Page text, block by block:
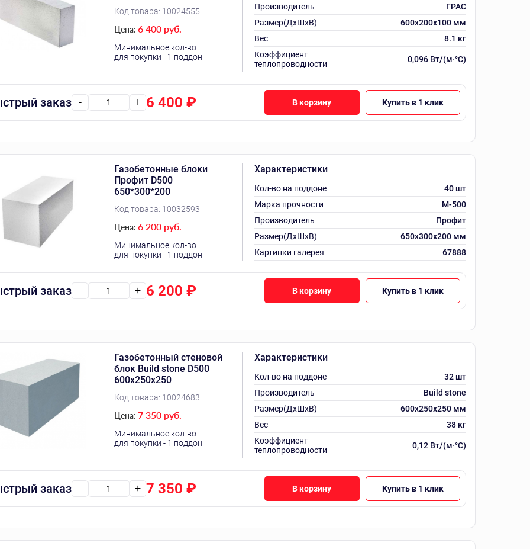
Код товара: 10024555
Цена: 6 400 руб.
Минимальное кол-во
для покупки - 1 поддон
Производитель
ГРАС
Размер(ДхШхВ)
600х200х100 мм
Вес
8.1 кг
Коэффициент
теплопроводности
0,096 Вт/(м·°C)
заказ - + 6 400 ₽ В корзину Купить в 1 клик
Газобетонные блоки
Профит D500
650*300*200
Код товара: 10032593
Цена: 6 200 руб.
Минимальное кол-во
для покупки - 1 поддон
Характеристики
Кол-во на поддоне
40 шт
Марка прочности
М-500
Производитель
Профит
Размер(ДхШхВ)
650x300x200 мм
Картинки галерея
67888
заказ - + 6 200 ₽ В корзину Купить в 1 клик
Газобетонный стеновой
блок Build stone D500
600х250х250
Код товара: 10024683
Цена: 7 350 руб.
Минимальное кол-во
для покупки - 1 поддон
Характеристики
Кол-во на поддоне
32 шт
Производитель
Build stone
Размер(ДхШхВ)
600х250х250 мм
Вес
38 кг
Коэффициент
теплопроводности
0,12 Вт/(м·°C)
заказ - + 7 350 ₽ В корзину Купить в 1 клик